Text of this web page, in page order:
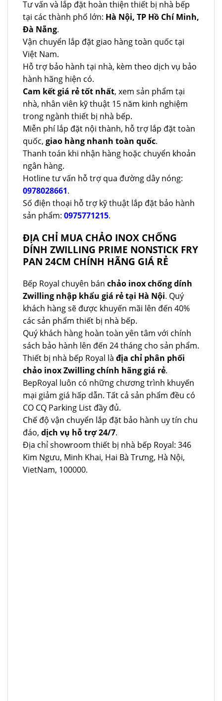
Tư vấn và lắp đặt hoàn thiện thiết bị nhà bếp
tại các thành phố lớn: Hà Nội, TP Hồ Chí Minh,
Đà Nẵng.
Vận chuyển lắp đặt giao hàng toàn quốc tại
Việt Nam.
Hỗ trợ bảo hành tại nhà, kèm theo dịch vụ bảo
hành hãng hiện có.
Cam kết giá rẻ tốt nhất, xem sản phẩm tại
nhà, nhân viên kỹ thuật 15 năm kinh nghiệm
trong ngành thiết bị nhà bếp.
Miễn phí lắp đặt nội thành, hỗ trợ lắp đặt toàn
quốc, giao hàng nhanh toàn quốc.
Thanh toán khi nhận hàng hoặc chuyển khoản
ngân hàng.
Hotline tư vấn hỗ trợ qua đường dây nóng:
0978028661.
Số điện thoại hỗ trợ kỹ thuật lắp đặt bảo hành
sản phẩm: 0975771215.
ĐỊA CHỈ MUA CHẢO INOX CHỐNG
DÍNH ZWILLING PRIME NONSTICK FRY
PAN 24CM CHÍNH HÃNG GIÁ RẺ
Bếp Royal chuyên bán chảo inox chống dính
Zwilling nhập khẩu giá rẻ tại Hà Nội. Quý
khách hàng sẽ được khuyến mãi lên đến 40%
các sản phẩm thiết bị nhà bếp.
Quý khách hàng hoàn toàn yên tâm với chính
sách bảo hành lên đến 24 tháng cho sản phẩm.
Thiết bị nhà bếp Royal là địa chỉ phân phối
chảo inox Zwilling chính hãng giá rẻ.
BepRoyal luôn có những chương trình khuyến
mại giảm giá hấp dẫn. Tất cả sản phẩm đều có
CO CQ Parking List đầy đủ.
Chế độ vận chuyển lắp đặt bảo hành uy tín chu
đáo, dịch vụ hỗ trợ 24/7.
Địa chỉ showroom thiết bị nhà bếp Royal: 346
Kim Ngưu, Minh Khai, Hai Bà Trưng, Hà Nội,
VietNam, 100000.